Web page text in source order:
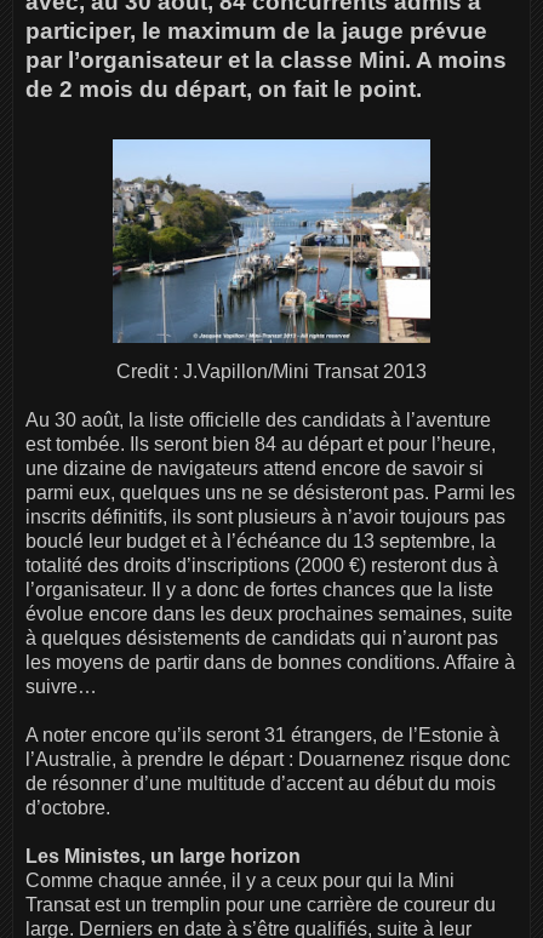
participer, le maximum de la jauge prévue
par l’organisateur et la classe Mini. A moins
de 2 mois du départ, on fait le point.
Credit : J.Vapillon/Mini Transat 2013
Au 30 août, la liste officielle des candidats à l’aventure
est tombée. Ils seront bien 84 au départ et pour l’heure,
une dizaine de navigateurs attend encore de savoir si
parmi eux, quelques uns ne se désisteront pas. Parmi les
inscrits définitifs, ils sont plusieurs à n’avoir toujours pas
bouclé leur budget et à l’échéance du 13 septembre, la
totalité des droits d’inscriptions (2000 €) resteront dus à
l’organisateur. Il y a donc de fortes chances que la liste
évolue encore dans les deux prochaines semaines, suite
à quelques désistements de candidats qui n’auront pas
les moyens de partir dans de bonnes conditions. Affaire à
suivre…
A noter encore qu’ils seront 31 étrangers, de l’Estonie à
l’Australie, à prendre le départ : Douarnenez risque donc
de résonner d’une multitude d’accent au début du mois
d’octobre.
Les Ministes, un large horizon
Comme chaque année, il y a ceux pour qui la Mini
Transat est un tremplin pour une carrière de coureur du
large. Derniers en date à s’être qualifiés, suite à leur